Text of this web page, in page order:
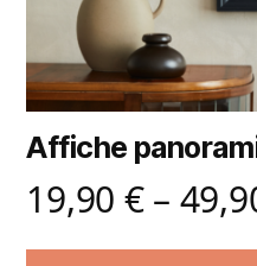
Affiche
19,90 €–